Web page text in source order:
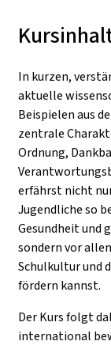
In kurzen,
aktuelle
Beispielen aus
zentrale
Ordnung,
erfährst nicht
Jugendliche so
Gesundheit und
sondern vor
Schulkultur und
fördern kannst.
Der Kurs folgt
international